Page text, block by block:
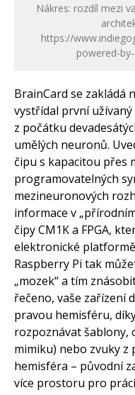
Nákres: rozdíl mezi
https://
powered-
BrainCard se zakládá
vystřídal první
z počátku
umělých neuronů.
čipu s kapacitou přes
programovatelných
mezineuronových
informace v
čipy CM1K a FPGA,
elektronické
Raspberry Pi tak
„mozek“ a tím
řečeno, vaše zařízení
pravou hemisféru,
rozpoznávat šablony,
mimiku) nebo zvuky z
hemisféra – původní
více prostoru pro